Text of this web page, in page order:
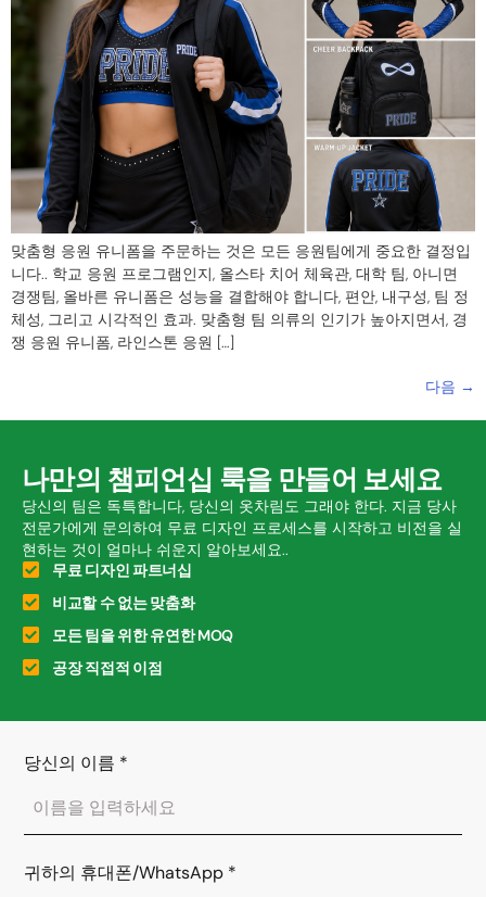
맞춤형 응원 유니폼을 주문하는 것은 모든 응원팀에게 중요한 결정입
니다.. 학교 응원 프로그램인지, 올스타 치어 체육관, 대학 팀, 아니면
경쟁팀, 올바른 유니폼은 성능을 결합해야 합니다, 편안, 내구성, 팀 정
체성, 그리고 시각적인 효과. 맞춤형 팀 의류의 인기가 높아지면서, 경
쟁 응원 유니폼, 라인스톤 응원 […]
다음 →
나만의 챔피언십 룩을 만들어 보세요
당신의 팀은 독특합니다, 당신의 옷차림도 그래야 한다. 지금 당사
전문가에게 문의하여 무료 디자인 프로세스를 시작하고 비전을 실
현하는 것이 얼마나 쉬운지 알아보세요..
무료 디자인 파트너십
비교할 수 없는 맞춤화
모든 팀을 위한 유연한 MOQ
공장 직접적 이점
당신의 이름 *
귀하의 휴대폰/WhatsApp *